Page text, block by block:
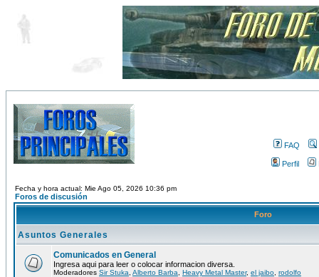
FAQ
Perfil
Fecha y hora actual: Mie Ago 05, 2026 10:36 pm
Foros de discusión
Foro
Asuntos Generales
Comunicados en General
Ingresa aqui para leer o colocar informacion diversa.
Moderadores Sir Stuka Alberto Barba Heavy Metal Master, el jaibo rodolfo